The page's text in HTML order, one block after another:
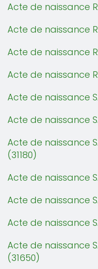
Acte de naissance
Acte de naissance
Acte de naissance
Acte de naissance
Acte de naissance
Acte de naissance
Acte de naissance
(31180)
Acte de naissance
Acte de naissance
Acte de naissance
Acte de naissance
(31650)